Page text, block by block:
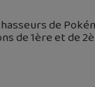
de
de 1ère et de